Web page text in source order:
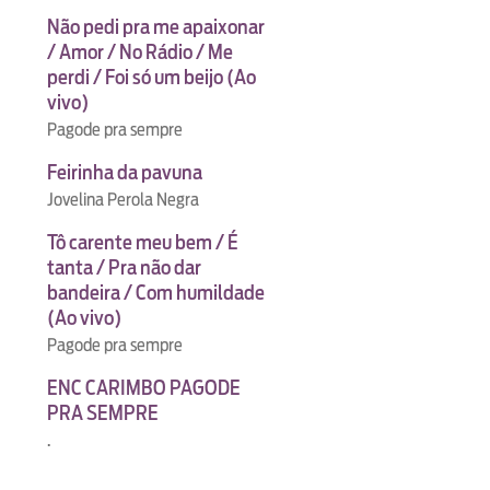
Não pedi pra me apaixonar
/ Amor / No Rádio / Me
perdi / Foi só um beijo (Ao
vivo)
Pagode pra sempre
Feirinha da pavuna
Jovelina Perola Negra
Tô carente meu bem / É
tanta / Pra não dar
bandeira / Com humildade
(Ao vivo)
Pagode pra sempre
ENC CARIMBO PAGODE
PRA SEMPRE
.